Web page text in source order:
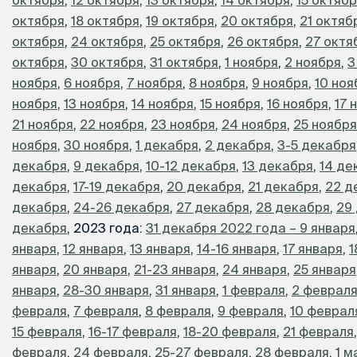
октября, 18 октября, 19 октября, 20 октября, 21
октября, 24 октября, 25 октября, 26 октября, 27
октября, 30 октября, 31 октября, 1 ноября, 2 ноября,
ноября, 6 ноября, 7 ноября, 8 ноября, 9 ноября, 10
ноября, 13 ноября, 14 ноября, 15 ноября, 16 ноября, 17
21 ноября, 22 ноября, 23 ноября, 24 ноября, 25 ноября
ноября, 30 ноября, 1 декабря, 2 декабря, 3-5 декабря
декабря, 9 декабря, 10-12 декабря, 13 декабря, 14
декабря, 17-19 декабря, 20 декабря, 21 декабря, 22
декабря, 24-26 декабря, 27 декабря, 28 декабря, 29
декабря, 2023 года: 31 декабря 2022 года – 9 января
января, 12 января, 13 января, 14-16 января, 17 января,
января, 20 января, 21-23 января, 24 января, 25 января
января, 28-30 января, 31 января, 1 февраля, 2 февраля
февраля, 7 февраля, 8 февраля, 9 февраля, 10
15 февраля, 16-17 февраля, 18-20 февраля, 21 февраля
февраля, 24 февраля, 25-27 февраля, 28 февраля, 1